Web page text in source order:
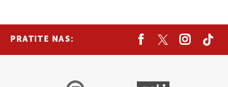
PRATITE NAS: